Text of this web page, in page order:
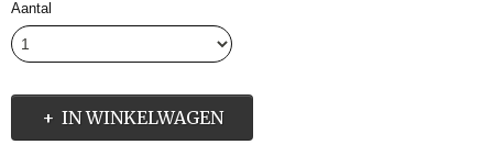
Aantal
IN WINKELWAGEN